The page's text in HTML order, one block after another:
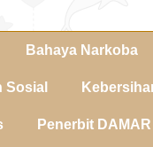
Bahaya Narkoba
Sosial
Penerbit